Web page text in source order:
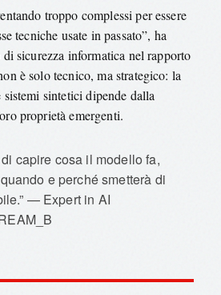
troppo complessi per essere
tecniche usate in passato”, ha
sicurezza informatica nel rapporto
è solo tecnico, ma strategico: la
sistemi sintetici dipende dalla
proprietà emergenti.
capire cosa il modello fa,
e perché smetterà di
— Expert in AI